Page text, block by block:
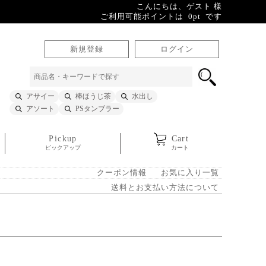
こんにちは、ゲスト 様
ご利用可能ポイントは 0pt です
新規登録 ログイン
アサイー 棒ほうじ茶
水出し
アソート
PSタンブラー
Pickup
ピックアップ
Cart
カート
クーポン情報
お気に入り一覧
送料とお支払い方法について